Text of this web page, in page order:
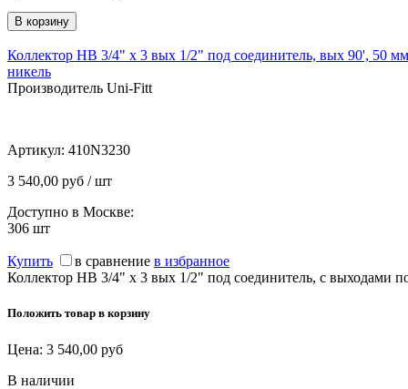
Коллектор НВ 3/4" х 3 вых 1/2" под соединитель, вых 90', 50
никель
Производитель Uni-Fitt
Артикул: 410N3230
3 540,00 руб / шт
Доступно в Москве:
306 шт
Купить в сравнение в избранное
Коллектор НВ 3/4" х 3 вых 1/2" под соединитель, с выходами
Положить товар в корзину
Цена: 3 540,00 руб
В наличии